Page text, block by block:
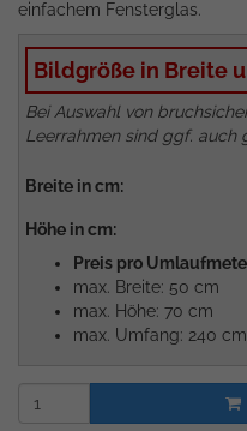
einfachem Fensterglas.
Bildgröße in Breite
Bei Auswahl von
Leerrahmen sind ggf. auch
Breite in cm:
Höhe in cm:
Preis pro
max. Breite: 50 cm
max. Höhe: 70 cm
max. Umfang: 240 cm